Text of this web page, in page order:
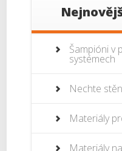
Šampióni v
systémech
Nechte
Materiály
Materiály